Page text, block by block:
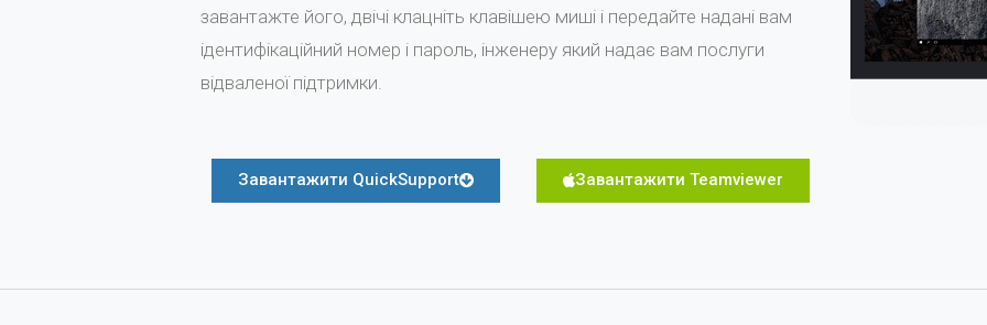
завантажте його, двічі клацніть клавішею миші і передайте надані вам
ідентифікаційний номер і пароль, інженеру який надає вам послуги
відваленої підтримки.
Завантажити QuickSupport Завантажити Teamviewer